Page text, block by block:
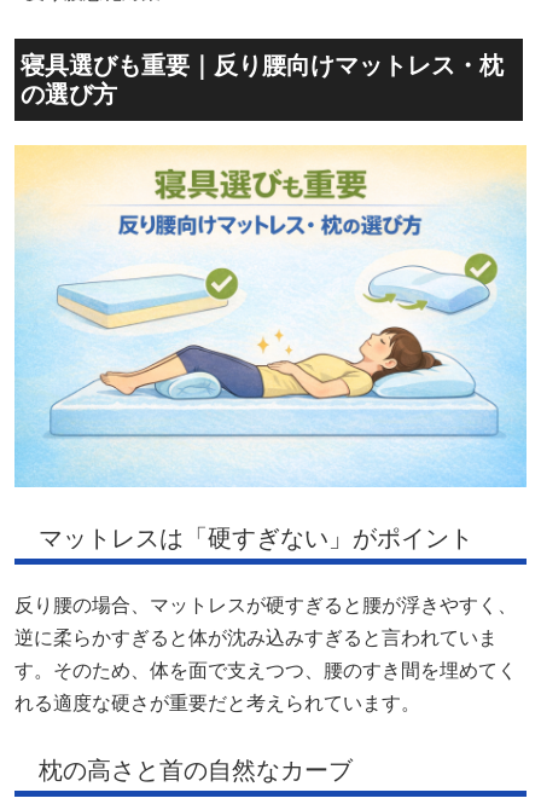
寝具選びも重要｜反り腰向けマットレス・枕
の選び方
マットレスは「硬すぎない」がポイント
反り腰の場合、マットレスが硬すぎると腰が浮きやすく、
逆に柔らかすぎると体が沈み込みすぎると言われていま
す。そのため、体を面で支えつつ、腰のすき間を埋めてく
れる適度な硬さが重要だと考えられています。
枕の高さと首の自然なカーブ